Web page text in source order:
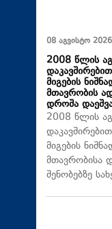
08 აგვისტო
2008 წლის
მიგების
მთავრობის
დროშა
2008 წლის
მიგების
მთავრობისა
შენობებზე